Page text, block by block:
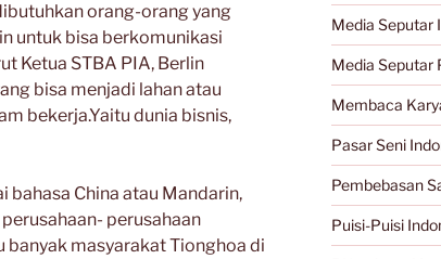
orang-orang yang
untuk bisa berkomunikasi
Ketua STBA PIA, Berlin
bisa menjadi lahan atau
bekerja.Yaitu dunia bisnis,
bahasa China atau Mandarin,
perusahaan
banyak masyarakat Tionghoa di
Media Seputar
Media Seputar
Membaca
Pasar Seni
Pembebasan
Puisi-Puisi